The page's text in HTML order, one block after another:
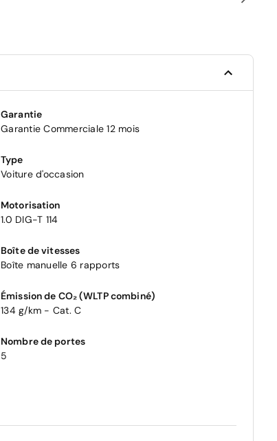
Garantie
Garantie Commerciale 12 mois
Type
Voiture d'occasion
Motorisation
1.0 DIG-T 114
Boîte de vitesses
Boîte manuelle 6 rapports
Émission de CO₂ (WLTP combiné)
134 g/km - Cat. C
Nombre de portes
5